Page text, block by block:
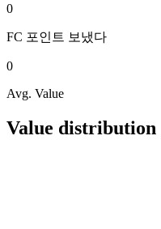
0
FC 포인트 보냈다
0
Avg. Value
Value distribution